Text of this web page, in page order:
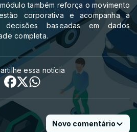
também reforça o movimento
corporativa e acompanha a
baseadas em dados
completa.
essa notícia
Novo comentário